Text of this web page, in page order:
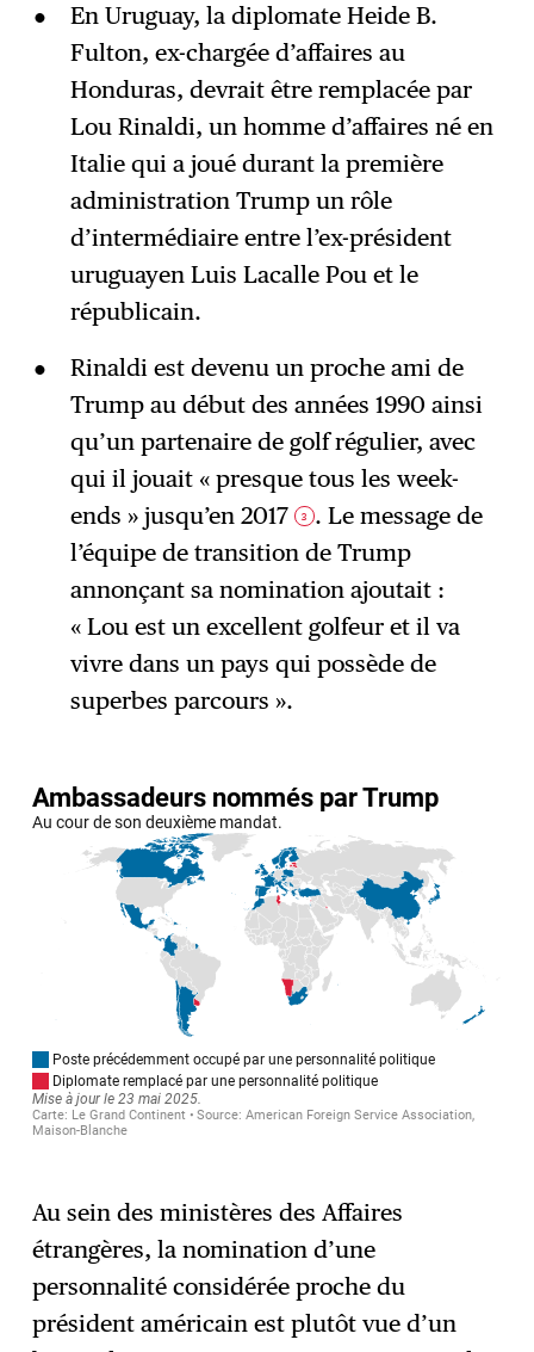
En Uruguay, la diplomate Heide B.
Fulton, ex-chargée d’affaires au
Honduras, devrait être remplacée par
Lou Rinaldi, un homme d’affaires né en
Italie qui a joué durant la première
administration Trump un rôle
d’intermédiaire entre l’ex-président
uruguayen Luis Lacalle Pou et le
républicain.
Rinaldi est devenu un proche ami de
Trump au début des années 1990 ainsi
qu’un partenaire de golf régulier, avec
qui il jouait « presque tous les week-
ends » jusqu’en 2017
3 . Le message de
l’équipe de transition de Trump
annonçant sa nomination ajoutait :
« Lou est un excellent golfeur et il va
vivre dans un pays qui possède de
superbes parcours ».
Au sein des ministères des Affaires
étrangères, la nomination d’une
personnalité considérée proche du
président américain est plutôt vue d’un